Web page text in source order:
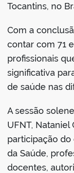
portal
Tocantins, no
Com a
contar com 71
profissionais
significativa
de saúde nas
A sessão
UFNT,
participação do
da Saúde,
docentes,